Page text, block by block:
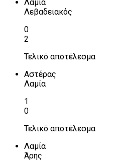
Λαμία
Λεβαδειακός
0
2
Τελικό αποτέλεσμα
Αστέρας
Λαμία
1
0
Τελικό αποτέλεσμα
Λαμία
Άρης